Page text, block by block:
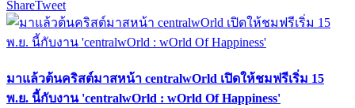
ShareTweet
มาแล้วต้นคริสต์มาสหน้า centralwOrld เปิดให้ชมฟรีเริ่ม 15
พ.ย. นี้กับงาน 'centralwOrld : wOrld Of Happiness'